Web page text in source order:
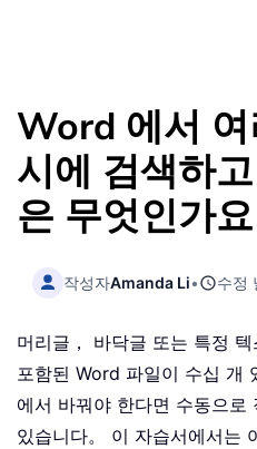
Word 에서
시에 검색하
은 무엇인가
작성자Amanda Li• 수정
머리글， 바닥글 또는 특정
포함된 Word 파일이 수십 개
에서 바꿔야 한다면 수동으로
있습니다。 이 자습서에서는